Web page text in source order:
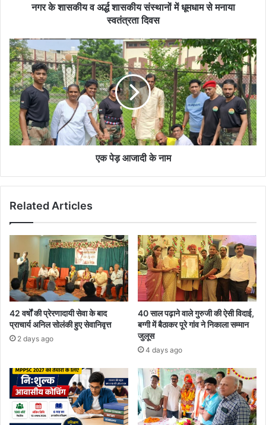
दिवस
नगर के शासकीय व अर्द्ध शासकीय संस्थानों में धूमधाम से मनाया
स्वतंत्रता दिवस
एक
पेड़
आजादी
के
नाम
एक पेड़ आजादी के नाम
Related Articles
42 वर्षों की प्रेरणादायी सेवा के बाद
प्राचार्य अनिल सोलंकी हुए सेवानिवृत्त
2 days ago
40 साल पढ़ाने वाले गुरुजी की ऐसी विदाई,
बग्गी में बैठाकर पूरे गांव ने निकाला सम्मान
जुलूस
4 days ago